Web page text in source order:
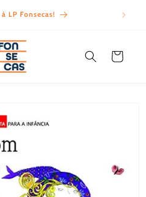
LP Fonsecas!
Carrinho